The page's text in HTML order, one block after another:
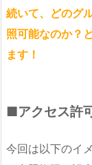
続いて、どのグ
照可能なのか？
ます！
■アクセス許
今回は以下のイ